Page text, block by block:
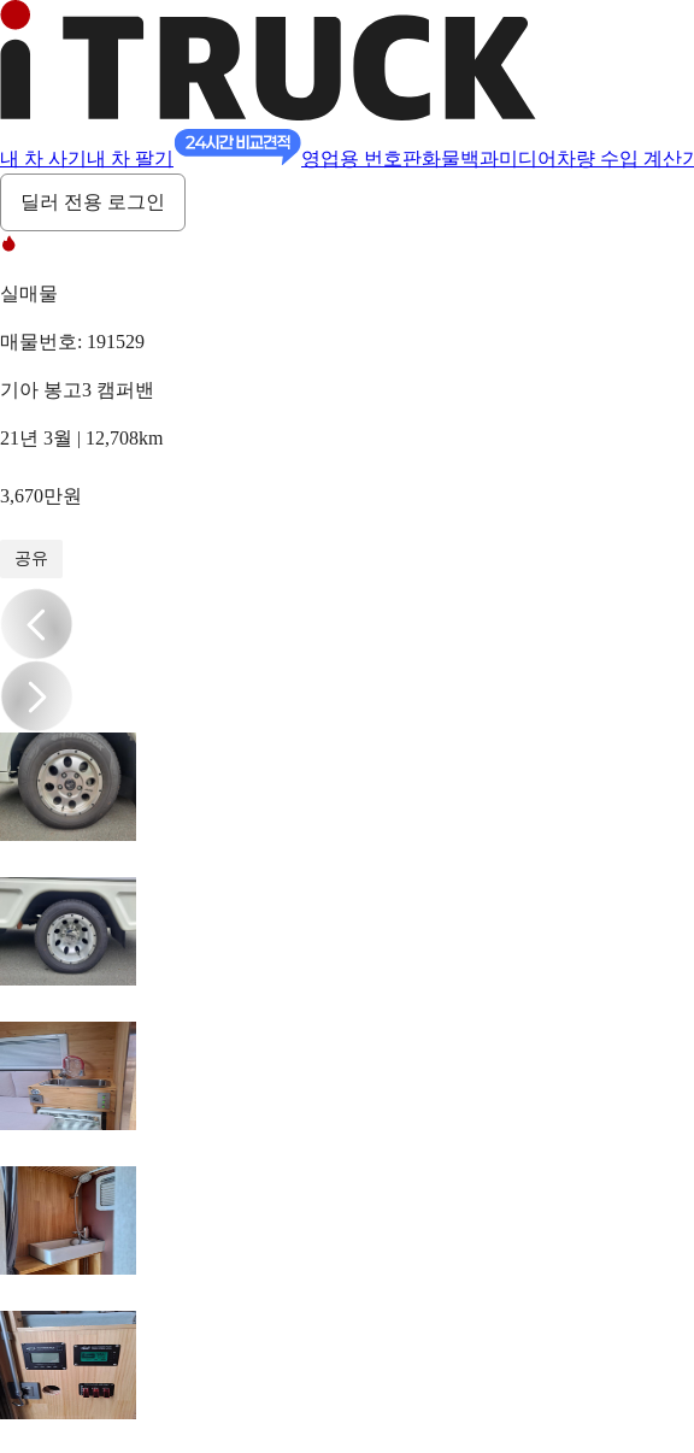
내 차 사기 내 차 팔기 영업용 번호판화물백과미디어 차량 수입 계산기
딜러 전용 로그인
실매물
매물번호: 191529
기아 봉고3 캠퍼밴
21년 3월 | 12,708km
3,670만원
공유
/19